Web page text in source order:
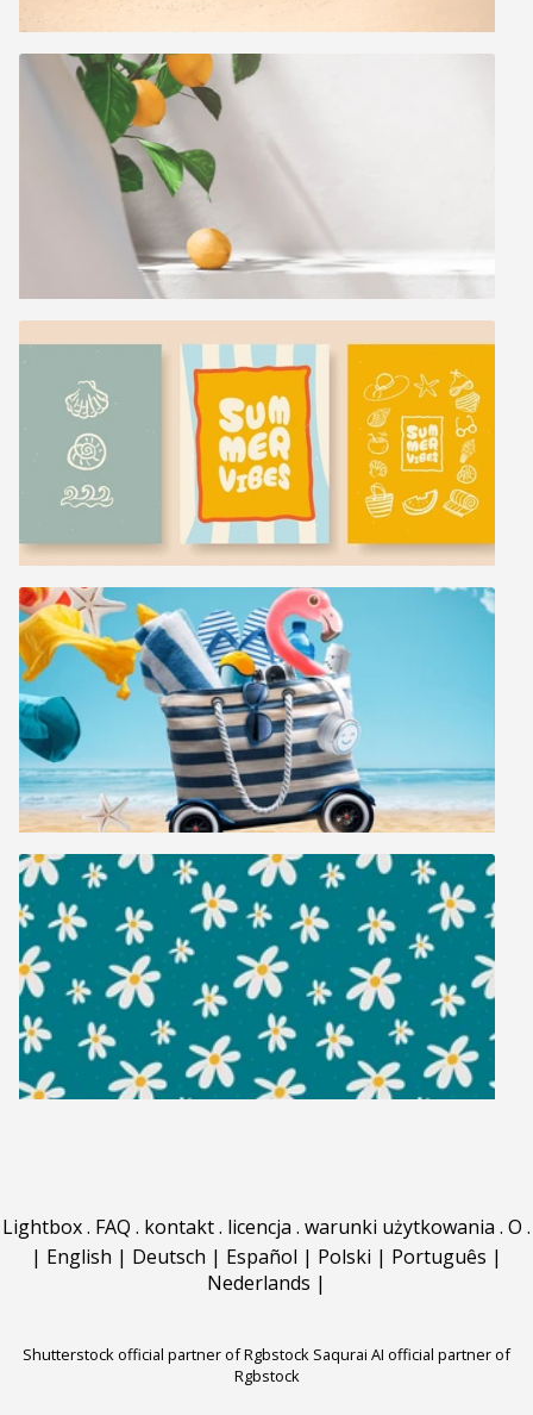
Lightbox. FAQ . kontakt. licencja . warunki użytkowania . O .
| English | Deutsch | Español | Polski | Português |
Nederlands |
Shutterstock official partner of Rgbstock Saqurai AI official partner of
Rgbstock